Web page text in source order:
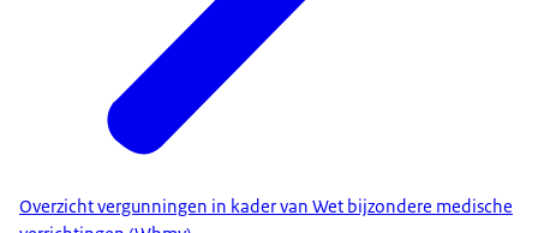
Overzicht vergunningen in kader van Wet bijzondere medische